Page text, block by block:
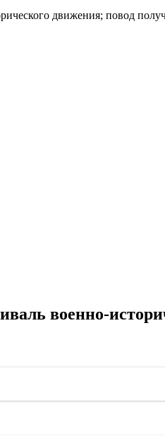
движения; повод
военно-